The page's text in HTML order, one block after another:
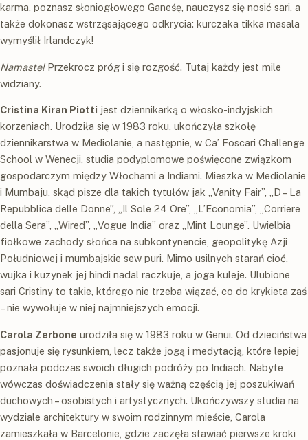
karma, poznasz słoniogłowego Ganeśę, nauczysz się nosić sari, a
także dokonasz wstrząsającego odkrycia: kurczaka tikka masala
wymyślił Irlandczyk!
Namaste! Przekrocz próg i się rozgość. Tutaj każdy jest mile
widziany.
Cristina Kiran Piotti jest dziennikarką o włosko-indyjskich
korzeniach. Urodziła się w 1983 roku, ukończyła szkołę
dziennikarstwa w Mediolanie, a następnie, w Ca’ Foscari Challenge
School w Wenecji, studia podyplomowe poświęcone związkom
gospodarczym między Włochami a Indiami. Mieszka w Mediolanie
i Mumbaju, skąd pisze dla takich tytułów jak „Vanity Fair”, „D – La
Repubblica delle Donne”, „Il Sole 24 Ore”, „L’Economia”, „Corriere
della Sera”, „Wired”, „Vogue India” oraz „Mint Lounge”. Uwielbia
fiołkowe zachody słońca na subkontynencie, geopolitykę Azji
Południowej i mumbajskie sew puri. Mimo usilnych starań cioć,
wujka i kuzynek jej hindi nadal raczkuje, a joga kuleje. Ulubione
sari Cristiny to takie, którego nie trzeba wiązać, co do krykieta zaś
– nie wywołuje w niej najmniejszych emocji.
Carola Zerbone urodziła się w 1983 roku w Genui. Od dzieciństwa
pasjonuje się rysunkiem, lecz także jogą i medytacją, które lepiej
poznała podczas swoich długich podróży po Indiach. Nabyte
wówczas doświadczenia stały się ważną częścią jej poszukiwań
duchowych – osobistych i artystycznych. Ukończywszy studia na
wydziale architektury w swoim rodzinnym mieście, Carola
zamieszkała w Barcelonie, gdzie zaczęła stawiać pierwsze kroki